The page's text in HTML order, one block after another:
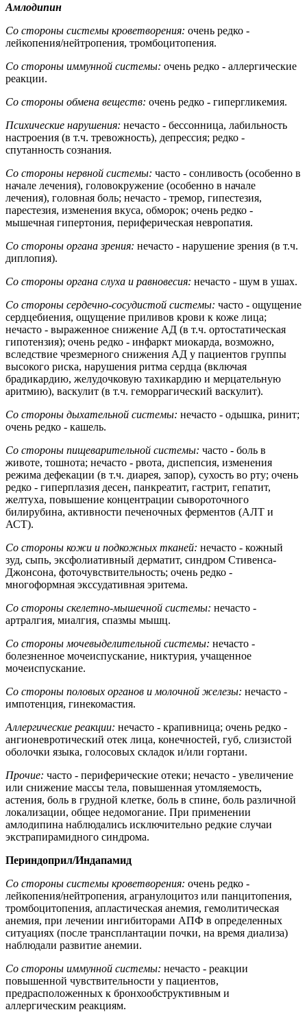
Амлодипин
Со стороны системы кроветворения: очень редко -
лейкопения/нейтропения, тромбоцитопения.
Со стороны иммунной системы: очень редко - аллергические
реакции.
Со стороны обмена веществ: очень редко - гипергликемия.
Психические нарушения: нечасто - бессонница, лабильность
настроения (в т.ч. тревожность), депрессия; редко -
спутанность сознания.
Со стороны нервной системы: часто - сонливость (особенно в
начале лечения), головокружение (особенно в начале
лечения), головная боль; нечасто - тремор, гипестезия,
парестезия, изменения вкуса, обморок; очень редко -
мышечная гипертония, периферическая невропатия.
Со стороны органа зрения: нечасто - нарушение зрения (в т.ч.
диплопия).
Со стороны органа слуха и равновесия: нечасто - шум в ушах.
Со стороны сердечно-сосудистой системы: часто - ощущение
сердцебиения, ощущение приливов крови к коже лица;
нечасто - выраженное снижение АД (в т.ч. ортостатическая
гипотензия); очень редко - инфаркт миокарда, возможно,
вследствие чрезмерного снижения АД у пациентов группы
высокого риска, нарушения ритма сердца (включая
брадикардию, желудочковую тахикардию и мерцательную
аритмию), васкулит (в т.ч. геморрагический васкулит).
Со стороны дыхательной системы: нечасто - одышка, ринит;
очень редко - кашель.
Со стороны пищеварительной системы: часто - боль в
животе, тошнота; нечасто - рвота, диспепсия, изменения
режима дефекации (в т.ч. диарея, запор), сухость во рту; очень
редко - гиперплазия десен, панкреатит, гастрит, гепатит,
желтуха, повышение концентрации сывороточного
билирубина, активности печеночных ферментов (АЛТ и
АСТ).
Со стороны кожи и подкожных тканей: нечасто - кожный
зуд, сыпь, эксфолиативный дерматит, синдром Стивенса-
Джонсона, фоточувствительность; очень редко -
многоформная экссудативная эритема.
Со стороны скелетно-мышечной системы: нечасто -
артралгия, миалгия, спазмы мышц.
Со стороны мочевыделительной системы: нечасто -
болезненное мочеиспускание, никтурия, учащенное
мочеиспускание.
Со стороны половых органов и молочной железы: нечасто -
импотенция, гинекомастия.
Аллергические реакции: нечасто - крапивница; очень редко -
ангионевротический отек лица, конечностей, губ, слизистой
оболочки языка, голосовых складок и/или гортани.
Прочие: часто - периферические отеки; нечасто - увеличение
или снижение массы тела, повышенная утомляемость,
астения, боль в грудной клетке, боль в спине, боль различной
локализации, общее недомогание. При применении
амлодипина наблюдались исключительно редкие случаи
экстрапирамидного синдрома.
Периндoприл/Индапамид
Со стороны системы кроветворения: очень редко -
лейкопения/нейтропения, агранулоцитоз или панцитопения,
тромбоцитопения, апластическая анемия, гемолитическая
анемия, при лечении ингибиторами АПФ в определенных
ситуациях (после трансплантации почки, на время диализа)
наблюдали развитие анемии.
Со стороны иммунной системы: нечасто - реакции
повышенной чувствительности у пациентов,
предрасположенных к бронхообструктивным и
аллергическим реакциям.